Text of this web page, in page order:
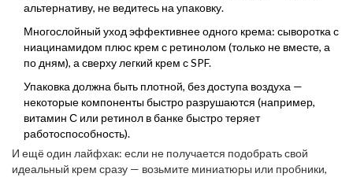
альтернативу, не ведитесь на упаковку.
Многослойный уход эффективнее одного крема: сыворотка с
ниацинамидом плюс крем с ретинолом (только не вместе, а
по дням), а сверху легкий крем с SPF.
Упаковка должна быть плотной, без доступа воздуха —
некоторые компоненты быстро разрушаются (например,
витамин С или ретинол в банке быстро теряет
работоспособность).
И ещё один лайфхак: если не получается подобрать свой
идеальный крем сразу — возьмите миниатюры или пробники,